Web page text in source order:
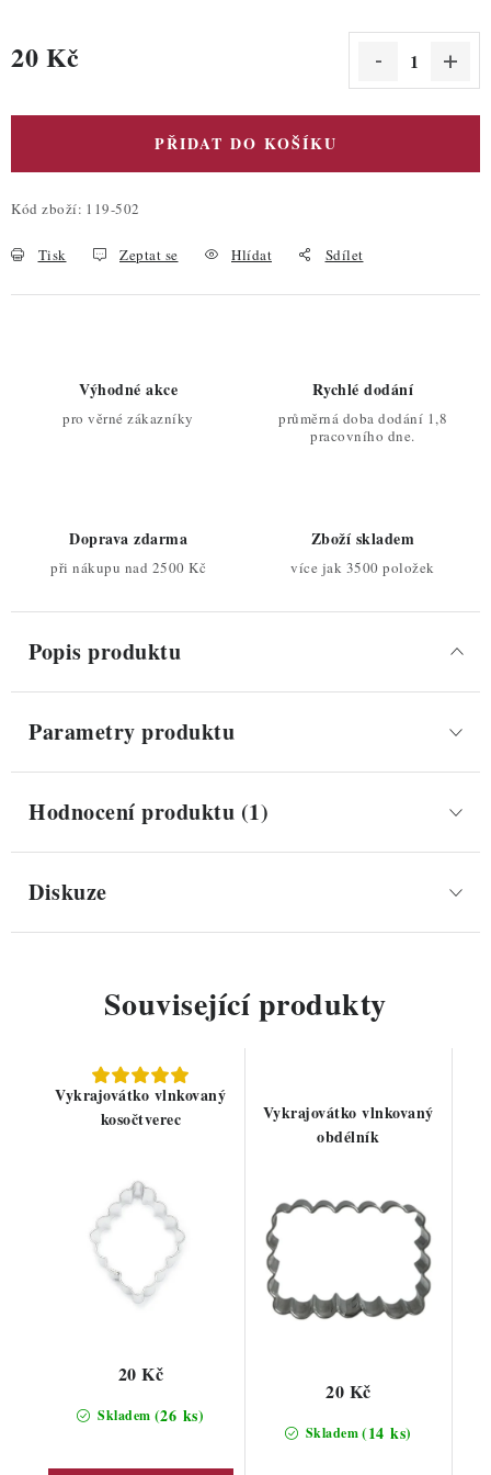
20 Kč
PŘIDAT DO KOŠÍKU
Kód zboží: 119-502
Tisk Zeptat se Hlídat Sdílet
Výhodné akce
pro věrné zákazníky
Rychlé dodání
průměrná doba dodání 1,8
pracovního dne.
Doprava zdarma
při nákupu nad 2500 Kč
Zboží skladem
více jak 3500 položek
Popis produktu
Parametry produktu
Hodnocení produktu (1)
Diskuze
Související produkty
Vykrajovátko vlnkovaný
kosočtverec
Skladem (26 ks)
20 Kč
Vykrajovátko vlnkovaný
obdélník
Skladem(14 ks)
20 Kč